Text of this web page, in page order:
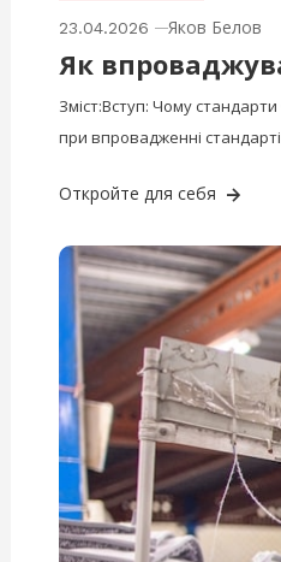
23.04.2026 Яков Белов
Як
Зміст:Вступ: Чому
при впровадженні
Откройте для себя